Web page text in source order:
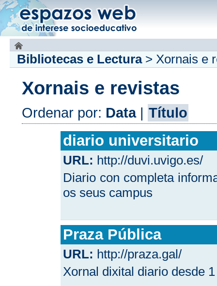
Bibliotecas e Lectura> Xornais e
Xornais e revistas
Ordenar por: Data| Título
diario universitario
URL: http://duvi.uvigo.es/
Diario con completa
os seus campus
Praza Pública
URL: http://praza.gal/
Xornal dixital diario desde